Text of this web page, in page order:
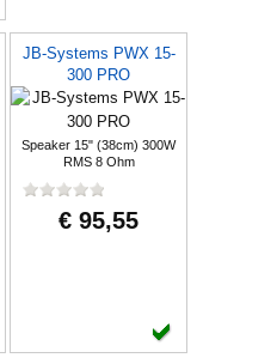
JB-Systems PWX 15-
300 PRO
Speaker 15" (38cm) 300W
RMS 8 Ohm
€ 95,55